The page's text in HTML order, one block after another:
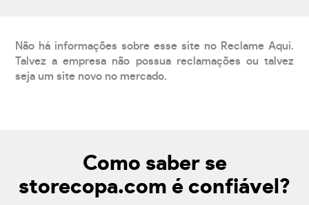
Não há informações sobre esse site no Reclame Aqui.
Talvez a empresa não possua reclamações ou talvez
seja um site novo no mercado.
Como saber se
storecopa.com é confiável?